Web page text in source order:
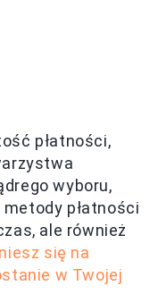
płatności,
wyboru,
płatności
ale również
się na
w Twojej